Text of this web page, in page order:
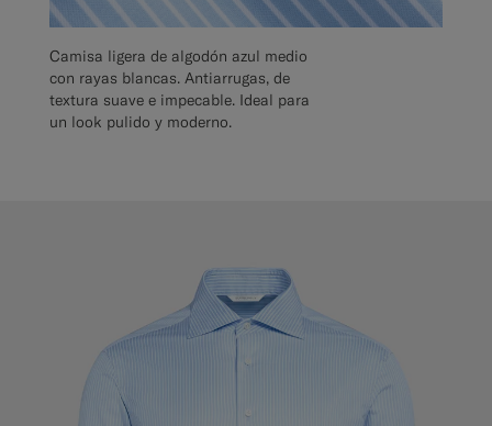
Camisa ligera de algodón azul medio
con rayas blancas. Antiarrugas, de
textura suave e impecable. Ideal para
un look pulido y moderno.